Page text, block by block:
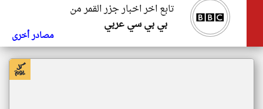
تابع اخر اخبار جزر القمر من
بي بي سي عربي
مصادر أخرى